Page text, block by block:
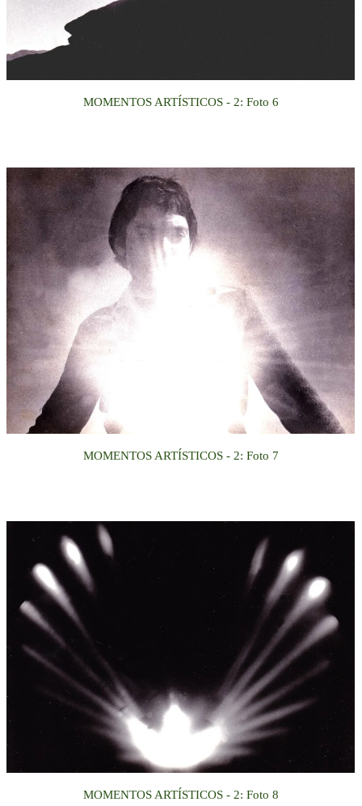
MOMENTOS ARTÍSTICOS - 2: Foto 6
MOMENTOS ARTÍSTICOS - 2: Foto 7
MOMENTOS ARTÍSTICOS - 2: Foto 8